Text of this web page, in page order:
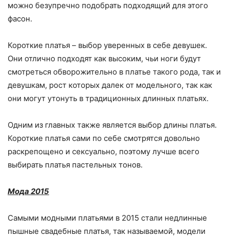
можно безупречно подобрать подходящий для этого
фасон.
Короткие платья – выбор уверенных в себе девушек.
Они отлично подходят как высоким, чьи ноги будут
смотреться обворожительно в платье такого рода, так и
девушкам, рост которых далек от модельного, так как
они могут утонуть в традиционных длинных платьях.
Одним из главных также является выбор длины платья.
Короткие платья сами по себе смотрятся довольно
раскрепощено и сексуально, поэтому лучше всего
выбирать платья пастельных тонов.
Мода 2015
Самыми модными платьями в 2015 стали недлинные
пышные свадебные платья, так называемой, модели